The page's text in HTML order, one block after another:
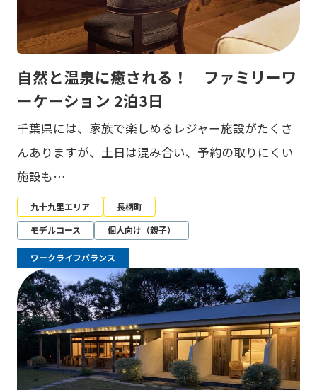
自然と温泉に癒される！ ファミリーワ
ーケーション 2泊3日
千葉県には、家族で楽しめるレジャー施設がたくさ
んありますが、土日は混み合い、予約の取りにくい
施設も…
九十九里エリア
長柄町
モデルコース
個人向け（親子）
ワークライフバランス